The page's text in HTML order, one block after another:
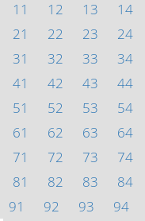
11
12 13 14
21
22 23 24
31
32 33 34
41
42 43 44
51
52 53 54
61
62 63 64
71
72 73 74
81
82 83 84
91
92 93 94